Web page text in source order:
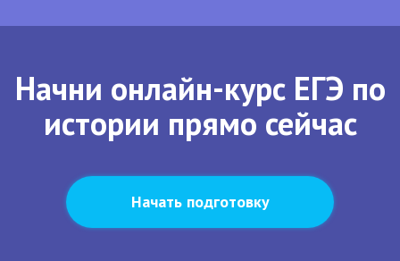
Начни онлайн-курс ЕГЭ по
истории прямо сейчас
Начать подготовку